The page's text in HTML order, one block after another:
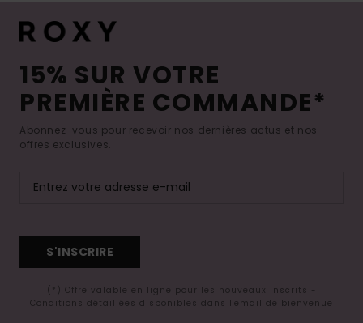
15% SUR VOTRE
PREMIÈRE COMMANDE*
Abonnez-vous pour recevoir nos dernières actus et nos
offres exclusives.
S'INSCRIRE
(*) Offre valable en ligne pour les nouveaux inscrits -
Conditions détaillées disponibles dans l'email de bienvenue